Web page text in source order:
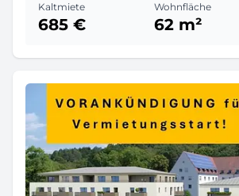
Kaltmiete
685 €
Wohnfläche
62 m²